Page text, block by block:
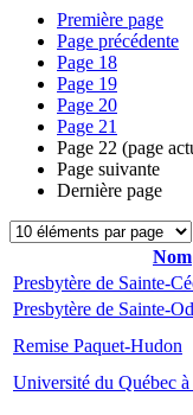
Première page
Page précédente
Page 18
Page 19
Page 20
Page 21
Page 22 (page
Page suivante
Dernière page
Nom
Presbytère de Sainte-
Presbytère de Sainte-
Remise Paquet-Hudon
Université du Québec